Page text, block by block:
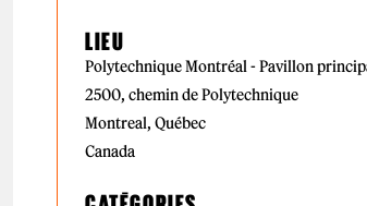
LIEU
Polytechnique Montréal - Pavillon
2500, chemin de Polytechnique
Montreal, Québec
Canada